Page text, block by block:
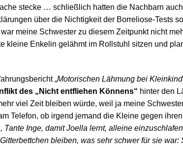
stecke … schließlich hatten die Nachbarn
über die Nichtigkeit der Borreliose-Tests
meine Schwester zu diesem Zeitpunkt nicht
kleine Enkelin gelähmt im Rollstuhl sitzen und
„Motorischen Lähmung bei Kleinkind
des „Nicht entfliehen Könnens“ hinter den
viel Zeit bleiben würde, weil ja meine
Telefon, ob irgend jemand die Kleine gegen
Tante Inge, damit Joella lernt, alleine
bleiben, was sehr schwer für sie